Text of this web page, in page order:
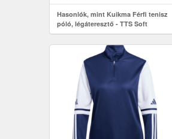
Hasonlók, mint Kuikma Férfi tenisz
póló, légáteresztő - TTS Soft